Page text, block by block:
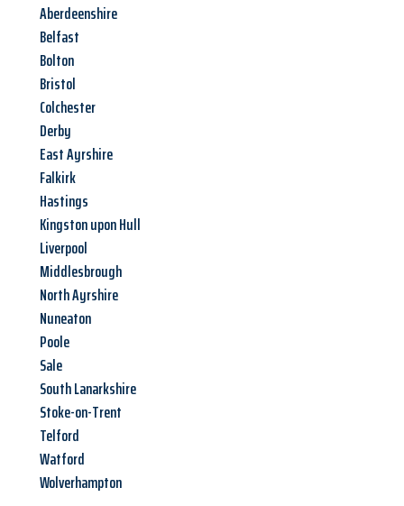
Aberdeenshire
Belfast
Bolton
Bristol
Colchester
Derby
East Ayrshire
Falkirk
Hastings
Kingston upon Hull
Liverpool
Middlesbrough
North Ayrshire
Nuneaton
Poole
Sale
South Lanarkshire
Stoke-on-Trent
Telford
Watford
Wolverhampton